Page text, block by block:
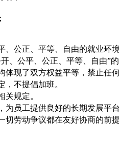
公正、平等、自由的就业环境
、公平、公正、平等、自由”的
现了双方权益平等，禁止任
，不提倡加班。
关规定。
员工提供良好的长期发展平台
劳动争议都在友好协商的前提